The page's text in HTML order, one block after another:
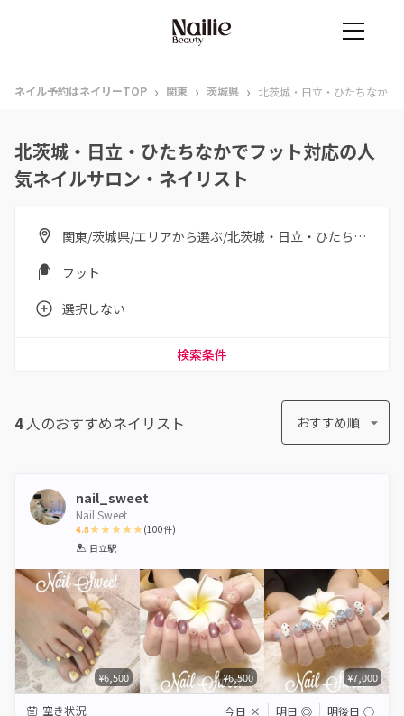
ネイル予約はネイリーTOP › 関東 › 茨城県 › 北茨城・日立・ひたちなか
北茨城・日立・ひたちなかでフット対応の人
気ネイルサロン・ネイリスト
関東/茨城県/エリアから選ぶ/北茨城・日立・ひたちなか
フット
選択しない
検索条件
4人のおすすめネイリスト おすすめ順
nail_sweet
Nail Sweet
4.8
1 2 3
(100件)
日立駅
¥6,500 ¥6,500 ¥7,000
空き状況 今日 × 明日 ◎ 明後日 ◯